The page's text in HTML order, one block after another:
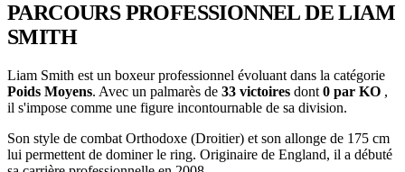
PARCOURS PROFESSIONNELDE LIAM
SMITH
Liam Smith est un boxeur professionnel évoluant dans la catégorie
Poids Moyens. Avec un palmarès de 33 victoires dont 0 par KO ,
il s'impose comme une figure incontournable de sa division.
Son style de combat Orthodoxe (Droitier) et son allonge de 175 cm
lui permettent de dominer le ring. Originaire de England, il a débuté